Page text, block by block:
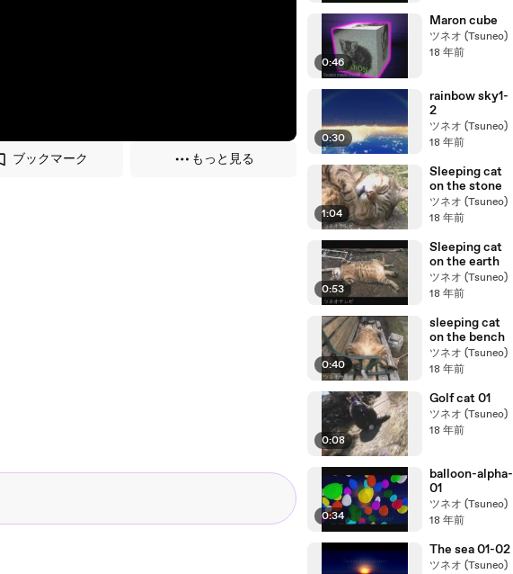
ブックマーク もっと見る
0:46
Maron cube
ツネオ (Tsuneo)
18 年前
0:30
rainbow sky1-
2
ツネオ (Tsuneo)
18 年前
1:04
Sleeping cat
on the stone
ツネオ (Tsuneo)
18 年前
0:53
Sleeping cat
on the earth
ツネオ (Tsuneo)
18 年前
0:40
sleeping cat
on the bench
ツネオ (Tsuneo)
18 年前
0:08
Golf cat 01
ツネオ (Tsuneo)
18 年前
0:34
balloon-alpha-
01
ツネオ (Tsuneo)
18 年前
The sea 01-02
ツネオ (Tsuneo)